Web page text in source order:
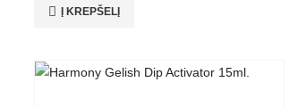
Į KREPŠELĮ